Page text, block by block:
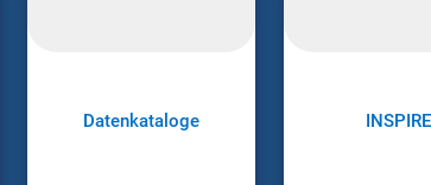
Datenkataloge INSPIRE